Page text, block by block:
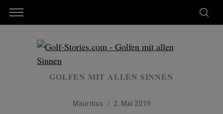
GOLFEN MIT ALLEN SINNEN
Mauritius 2. Mai 2019